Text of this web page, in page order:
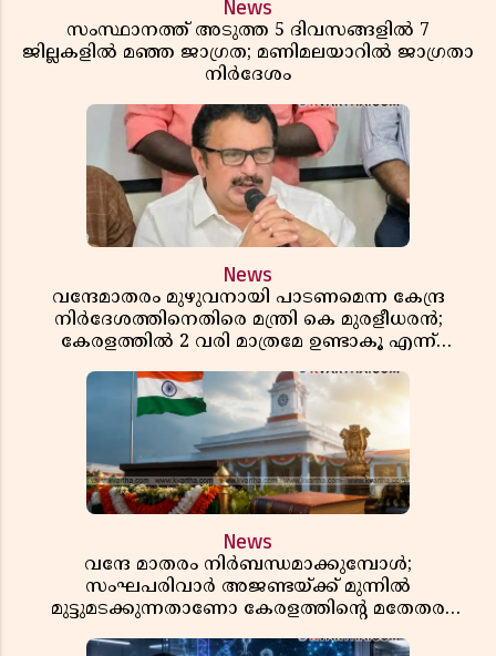
News
സംസ്ഥാനത്ത് അടുത്ത 5 ദിവസങ്ങളിൽ 7
ജില്ലകളിൽ മഞ്ഞ ജാഗ്രത; മണിമലയാറിൽ ജാഗ്രതാ
നിർദേശം
News
വന്ദേമാതരം മുഴുവനായി പാടണമെന്ന കേന്ദ്ര
നിർദേശത്തിനെതിരെ മന്ത്രി കെ മുരളീധരൻ;
കേരളത്തിൽ 2 വരി മാത്രമേ ഉണ്ടാകൂ എന്ന്
News
വന്ദേ മാതരം നിർബന്ധമാക്കുമ്പോൾ;
സംഘപരിവാർ അജണ്ടയ്ക്ക് മുന്നിൽ
മുട്ടുമടക്കുന്നതാണോ കേരളത്തിന്റെ മതേതര